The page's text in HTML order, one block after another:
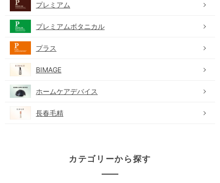
プレミアム
プレミアムボタニカル
プラス
BIMAGE
ホームケアデバイス
長春毛精
カテゴリーから探す